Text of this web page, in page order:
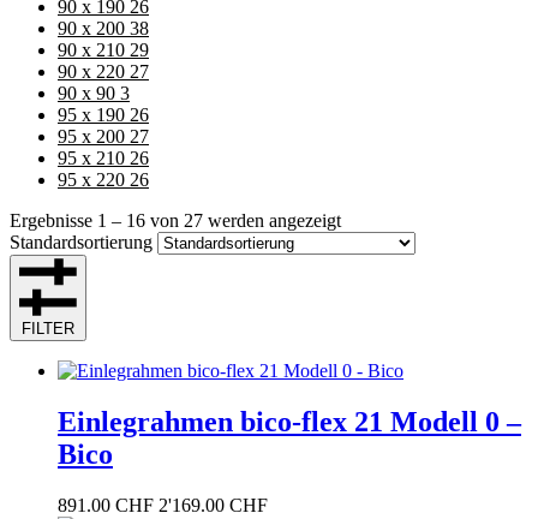
90 x 190 26
90 x 200 38
90 x 210 29
90 x 220 27
90 x 90 3
95 x 190 26
95 x 200 27
95 x 210 26
95 x 220 26
Ergebnisse 1 – 16 von 27 werden angezeigt
Standardsortierung
FILTER
Einlegrahmen bico-flex 21 Modell 0 –
Bico
891.00 CHF 2'169.00 CHF